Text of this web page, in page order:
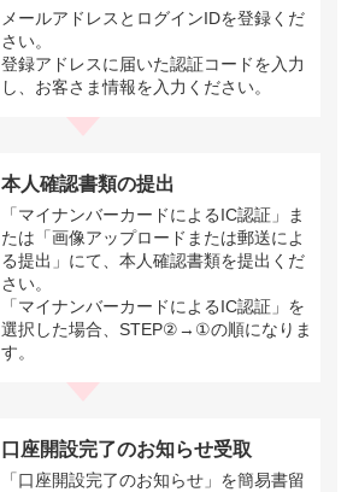
メールアドレスとログインIDを登録くだ
さい。
登録アドレスに届いた認証コードを入力
し、お客さま情報を入力ください。
本人確認書類の提出
「マイナンバーカードによるIC認証」ま
たは「画像アップロードまたは郵送によ
る提出」にて、本人確認書類を提出くだ
さい。
「マイナンバーカードによるIC認証」を
選択した場合、STEP②→①の順になりま
す。
口座開設完了のお知らせ受取
「口座開設完了のお知らせ」を簡易書留